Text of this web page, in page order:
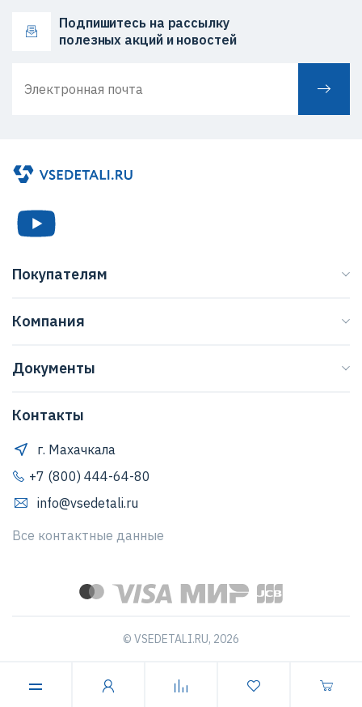
Подпишитесь на рассылку
полезных акций и новостей
Бренды
Способы оплаты
Клиентская поддержка
Покупателям
Журнал
Обратная связь
Компания
Правила обработки персональных данных
Положение о защите персональных данных
Согласие Пользователя на обработку персональных
данных
Документы
Контакты
г. Махачкала
+7 (800) 444-64-80
info@vsedetali.ru
Все контактные данные
© VSEDETALI.RU, 2026